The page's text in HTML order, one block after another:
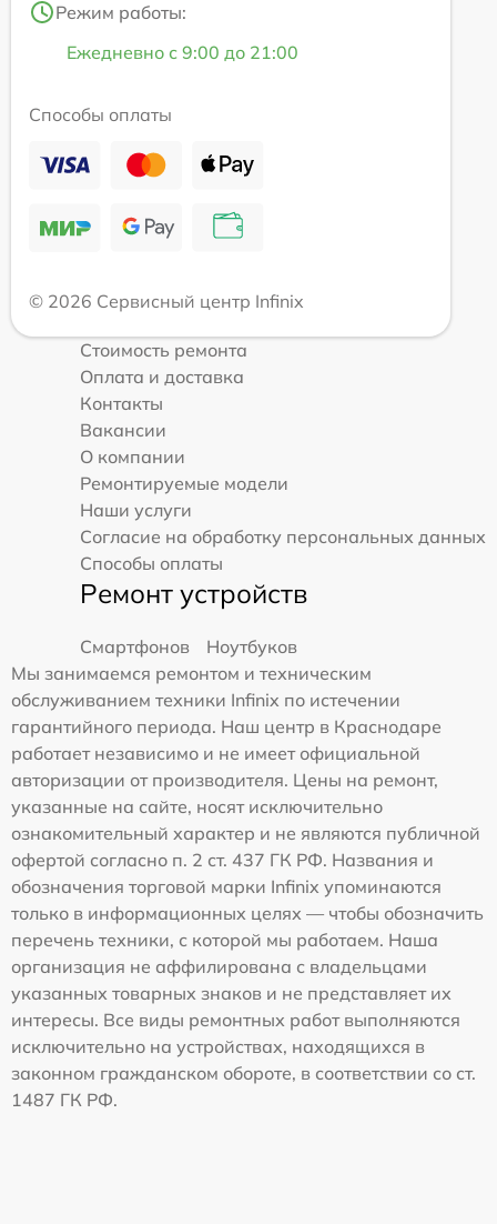
Режим работы:
Ежедневно с 9:00 до 21:00
Способы оплаты
© 2026 Сервисный центр Infinix
Стоимость ремонта
Оплата и доставка
Контакты
Вакансии
О компании
Ремонтируемые модели
Наши услуги
Согласие на обработку персональных данных
Способы оплаты
Ремонт устройств
Смартфонов
Ноутбуков
Мы занимаемся ремонтом и техническим
обслуживанием техники Infinix по истечении
гарантийного периода. Наш центр в Краснодаре
работает независимо и не имеет официальной
авторизации от производителя. Цены на ремонт,
указанные на сайте, носят исключительно
ознакомительный характер и не являются публичной
офертой согласно п. 2 ст. 437 ГК РФ. Названия и
обозначения торговой марки Infinix упоминаются
только в информационных целях — чтобы обозначить
перечень техники, с которой мы работаем. Наша
организация не аффилирована с владельцами
указанных товарных знаков и не представляет их
интересы. Все виды ремонтных работ выполняются
исключительно на устройствах, находящихся в
законном гражданском обороте, в соответствии со ст.
1487 ГК РФ.